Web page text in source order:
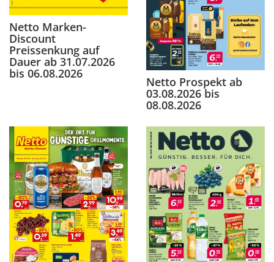
Netto Marken-
Discount
Preissenkung auf
Dauer ab 31.07.2026
bis 06.08.2026
Netto Prospekt ab
03.08.2026 bis
08.08.2026